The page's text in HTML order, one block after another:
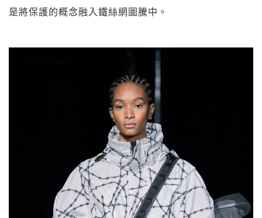
是將保護的概念融入鐵絲網圖騰中。